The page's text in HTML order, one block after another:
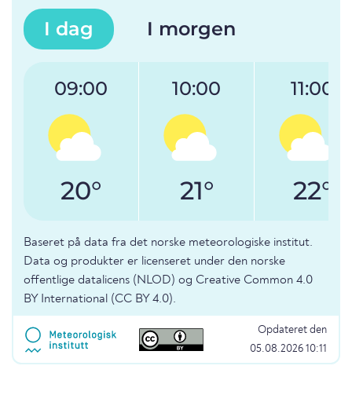
I dag I morgen
09:00
20°
10:00
21°
11:00
22°
Baseret på data fra det norske meteorologiske institut.
Data og produkter er licenseret under den norske
offentlige datalicens (NLOD) og Creative Common 4.0
BY International (CC BY 4.0).
Opdateret den
05.08.2026 10:11